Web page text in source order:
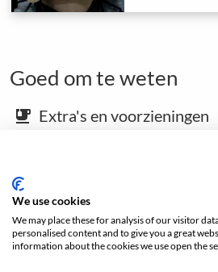
Goed om te weten
emoji_food_beverage Extra's en voorzieningen
Open
We use cookies
We may place these for analysis of our visitor
personalised content and to give you a great
information about the cookies we use open the